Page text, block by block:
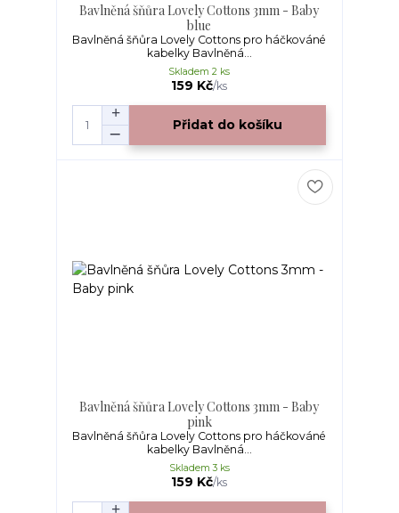
Bavlněná šňůra Lovely Cottons 3mm - Baby
blue
Bavlněná šňůra Lovely Cottons pro háčkováné
kabelky Bavlněná...
159 Kč/ks
Skladem 2 ks
Přidat do košíku
Bavlněná šňůra Lovely Cottons 3mm - Baby
pink
Bavlněná šňůra Lovely Cottons pro háčkováné
kabelky Bavlněná...
159 Kč/ks
Skladem 3 ks